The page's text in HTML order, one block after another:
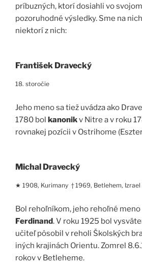
príbuzných, ktorí dosiahli vo
pozoruhodné výsledky. Sme na
niektorí z nich:
František Dravecký
18. storočie
Jeho meno sa tiež uvádza ako
1780 bol kanonikv Nitre a v roku
rovnakej pozícii v Ostrihome
Michal Dravecký
★ 1908, Kurimany † 1969, Betlehem, Izrael
Bol rehoľníkom, jeho rehoľné
Ferdinand. V roku 1925 bol
učiteľ pôsobil v reholi Školských
iných krajinách Orientu. Zomrel
rokov v Betleheme.